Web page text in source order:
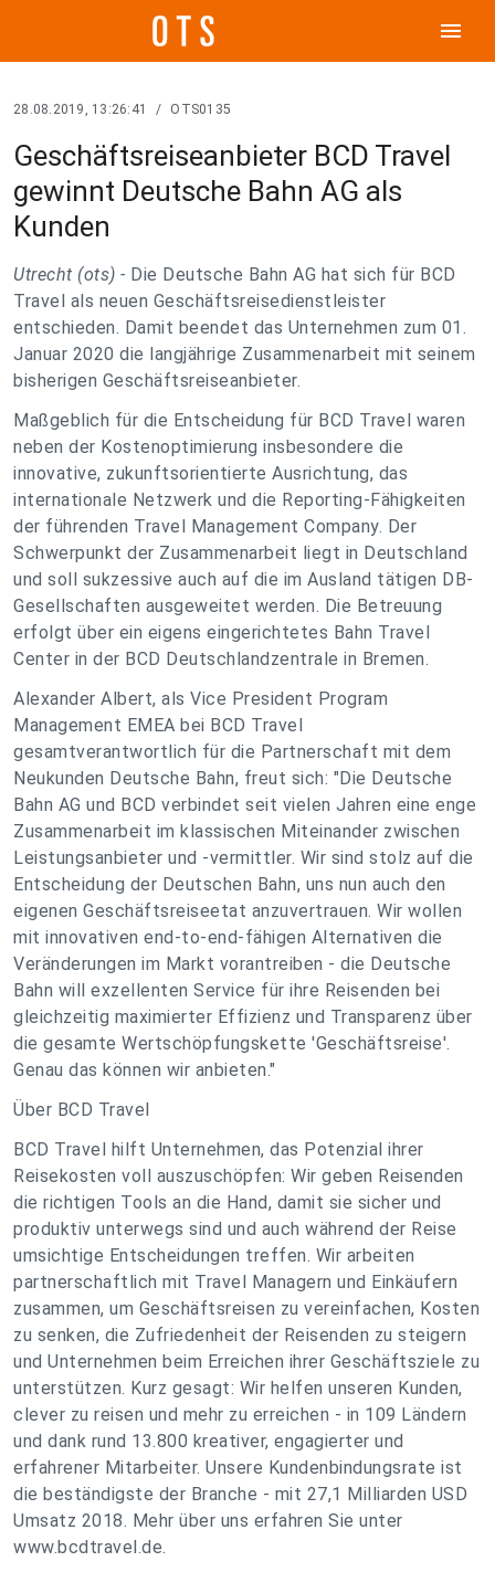
menu
28.08.2019, 13:26:41 / OTS0135
Geschäftsreiseanbieter BCD Travel
gewinnt Deutsche Bahn AG als
Kunden
Utrecht (ots) - Die Deutsche Bahn AG hat sich für BCD
Travel als neuen Geschäftsreisedienstleister
entschieden. Damit beendet das Unternehmen zum 01.
Januar 2020 die langjährige Zusammenarbeit mit seinem
bisherigen Geschäftsreiseanbieter.
Maßgeblich für die Entscheidung für BCD Travel waren
neben der Kostenoptimierung insbesondere die
innovative, zukunftsorientierte Ausrichtung, das
internationale Netzwerk und die Reporting-Fähigkeiten
der führenden Travel Management Company. Der
Schwerpunkt der Zusammenarbeit liegt in Deutschland
und soll sukzessive auch auf die im Ausland tätigen DB-
Gesellschaften ausgeweitet werden. Die Betreuung
erfolgt über ein eigens eingerichtetes Bahn Travel
Center in der BCD Deutschlandzentrale in Bremen.
Alexander Albert, als Vice President Program
Management EMEA bei BCD Travel
gesamtverantwortlich für die Partnerschaft mit dem
Neukunden Deutsche Bahn, freut sich: "Die Deutsche
Bahn AG und BCD verbindet seit vielen Jahren eine enge
Zusammenarbeit im klassischen Miteinander zwischen
Leistungsanbieter und -vermittler. Wir sind stolz auf die
Entscheidung der Deutschen Bahn, uns nun auch den
eigenen Geschäftsreiseetat anzuvertrauen. Wir wollen
mit innovativen end-to-end-fähigen Alternativen die
Veränderungen im Markt vorantreiben - die Deutsche
Bahn will exzellenten Service für ihre Reisenden bei
gleichzeitig maximierter Effizienz und Transparenz über
die gesamte Wertschöpfungskette 'Geschäftsreise'.
Genau das können wir anbieten."
Über BCD Travel
BCD Travel hilft Unternehmen, das Potenzial ihrer
Reisekosten voll auszuschöpfen: Wir geben Reisenden
die richtigen Tools an die Hand, damit sie sicher und
produktiv unterwegs sind und auch während der Reise
umsichtige Entscheidungen treffen. Wir arbeiten
partnerschaftlich mit Travel Managern und Einkäufern
zusammen, um Geschäftsreisen zu vereinfachen, Kosten
zu senken, die Zufriedenheit der Reisenden zu steigern
und Unternehmen beim Erreichen ihrer Geschäftsziele zu
unterstützen. Kurz gesagt: Wir helfen unseren Kunden,
clever zu reisen und mehr zu erreichen - in 109 Ländern
und dank rund 13.800 kreativer, engagierter und
erfahrener Mitarbeiter. Unsere Kundenbindungsrate ist
die beständigste der Branche - mit 27,1 Milliarden USD
Umsatz 2018. Mehr über uns erfahren Sie unter
www.bcdtravel.de.